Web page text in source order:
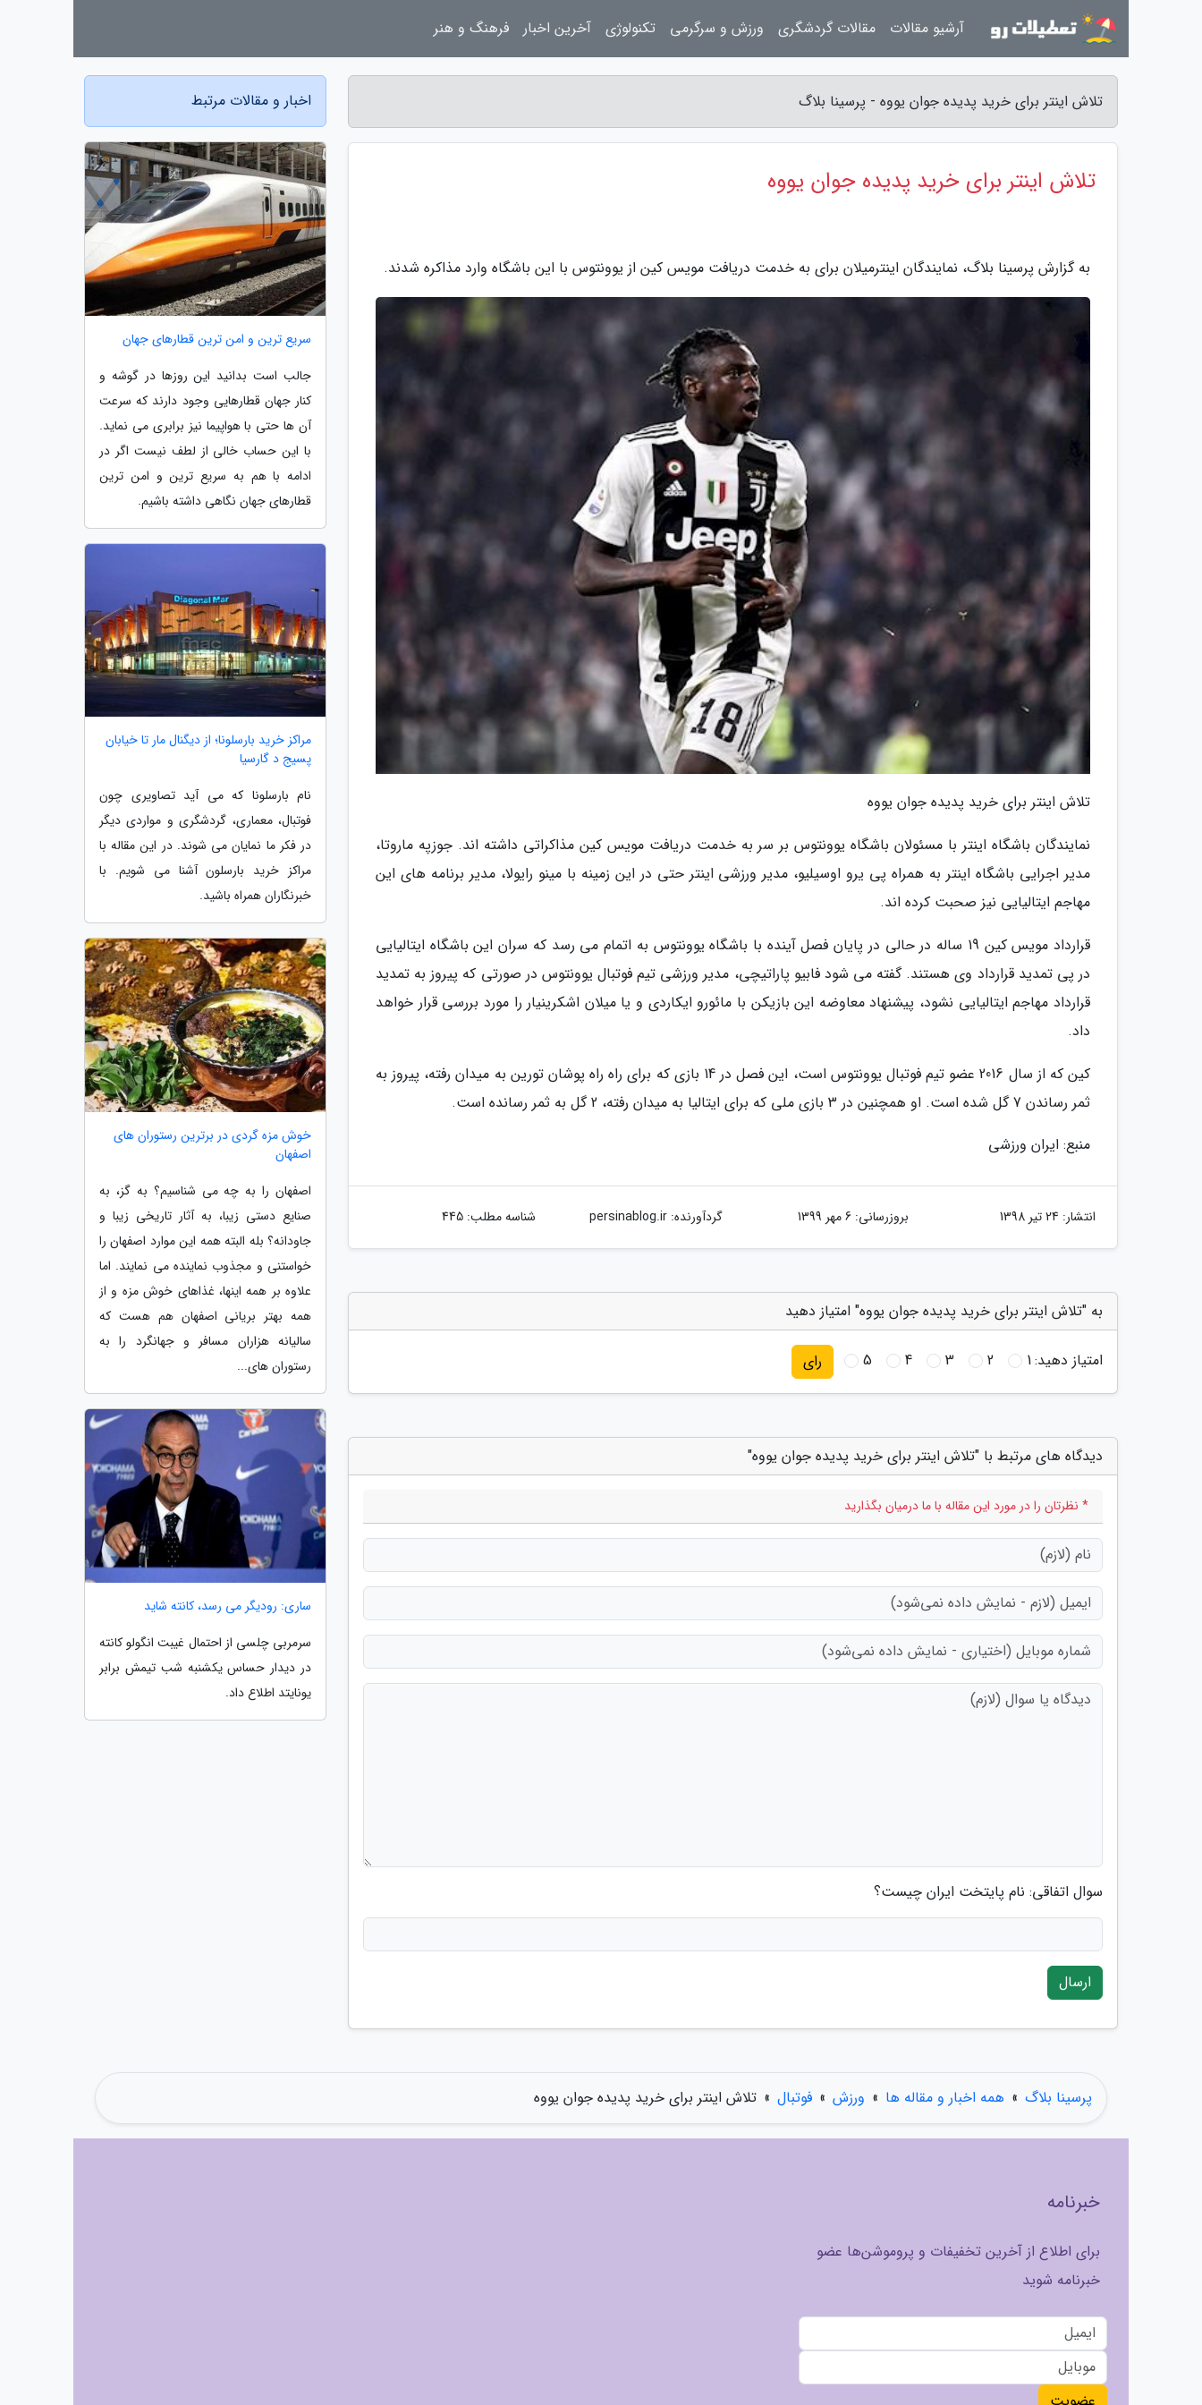
تلاش اینتر برای خرید پدیده جوان یووه - پرسینا بلاگ
تلاش اینتر برای خرید پدیده جوان یووه
به گزارش پرسینا بلاگ، نمایندگان اینترمیلان برای به خدمت دریافت مویس کین از یوونتوس با این باشگاه وارد مذاکره شدند.
تلاش اینتر برای خرید پدیده جوان یووه
نمایندگان باشگاه اینتر با مسئولان باشگاه یوونتوس بر سر به خدمت دریافت مویس کین مذاکراتی داشته اند. جوزپه ماروتا،
مدیر اجرایی باشگاه اینتر به همراه پی یرو اوسیلیو، مدیر ورزشی اینتر حتی در این زمینه با مینو رایولا، مدیر برنامه های این
مهاجم ایتالیایی نیز صحبت کرده اند.
قرارداد مویس کین 19 ساله در حالی در پایان فصل آینده با باشگاه یوونتوس به اتمام می رسد که سران این باشگاه ایتالیایی
در پی تمدید قرارداد وی هستند. گفته می شود فابیو پاراتیچی، مدیر ورزشی تیم فوتبال یوونتوس در صورتی که پیروز به تمدید
قرارداد مهاجم ایتالیایی نشود، پیشنهاد معاوضه این بازیکن با مائورو ایکاردی و یا میلان اشکرینیار را مورد بررسی قرار خواهد
داد.
کین که از سال 2016 عضو تیم فوتبال یوونتوس است، این فصل در 14 بازی که برای راه راه پوشان تورین به میدان رفته، پیروز به
ثمر رساندن 7 گل شده است. او همچنین در 3 بازی ملی که برای ایتالیا به میدان رفته، 2 گل به ثمر رسانده است.
منبع: ایران ورزشی
انتشار: 24 تیر 1398 بروزرسانی: 6 مهر 1399 گردآورنده:persinablog.ir شناسه مطلب: 445
به "تلاش اینتر برای خرید پدیده جوان یووه" امتیاز دهید
امتیاز دهید:1
2
3
4
5 رای
دیدگاه های مرتبط با "تلاش اینتر برای خرید پدیده جوان یووه"
* نظرتان را در مورد این مقاله با ما درمیان بگذارید
سوال اتفاقی: نام پایتخت ایران چیست؟
ارسال
اخبار و مقالات مرتبط
سریع ترین و امن ترین قطارهای جهان
جالب است بدانید این روزها در گوشه و
کنار جهان قطارهایی وجود دارند که سرعت
آن ها حتی با هواپیما نیز برابری می نماید.
با این حساب خالی از لطف نیست اگر در
ادامه با هم به سریع ترین و امن ترین
قطارهای جهان نگاهی داشته باشیم.
مراکز خرید بارسلونا؛ از دیگنال مار تا خیابان
پسیج د گارسیا
نام بارسلونا که می آید تصاویری چون
فوتبال، معماری، گردشگری و مواردی دیگر
در فکر ما نمایان می شوند. در این مقاله با
مراکز خرید بارسلون آشنا می شویم. با
خبرنگاران همراه باشید.
خوش مزه گردی در برترین رستوران های
اصفهان
اصفهان را به چه می شناسیم؟ به گز، به
صنایع دستی زیبا، به آثار تاریخی زیبا و
جاودانه؟ بله البته همه این موارد اصفهان را
خواستنی و مجذوب نماینده می نمایند. اما
علاوه بر همه اینها، غذاهای خوش مزه و از
همه بهتر بریانی اصفهان هم هست که
سالیانه هزاران مسافر و جهانگرد را به
رستوران های...
ساری: رودیگر می رسد، کانته شاید
سرمربی چلسی از احتمال غیبت انگولو کانته
در دیدار حساس یکشنبه شب تیمش برابر
یونایتد اطلاع داد.
پرسینا بلاگ » همه اخبار و مقاله ها » ورزش » فوتبال » تلاش اینتر برای خرید پدیده جوان یووه
آرشیو مقالات مقالات گردشگری ورزش و سرگرمی تکنولوژی آخرین اخبار فرهنگ و هنر
خبرنامه
برای اطلاع از آخرین تخفیفات و پروموشن‌ها عضو
خبرنامه شوید